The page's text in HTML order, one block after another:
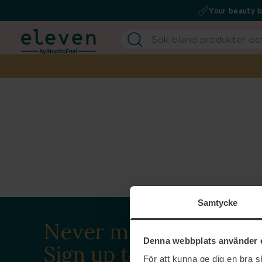
Samtycke
Denna webbplats använder
För att kunna ge dig en bra
Your beauty
Never miss a beat.
Sign up to our